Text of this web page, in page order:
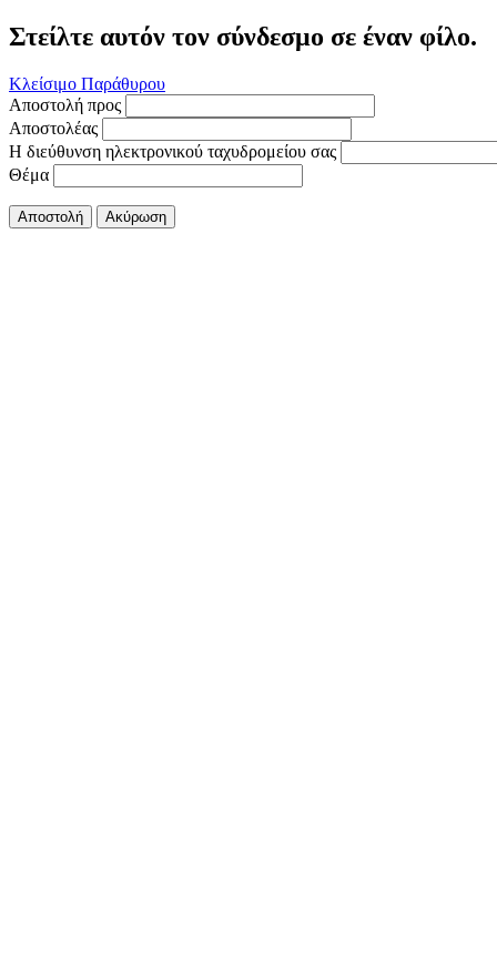
Στείλτε αυτόν τον σύνδεσμο σε έναν φίλο.
Κλείσιμο Παράθυρου
Αποστολή προς
Αποστολέας
Η διεύθυνση ηλεκτρονικού ταχυδρομείου σας
Θέμα
Αποστολή Ακύρωση